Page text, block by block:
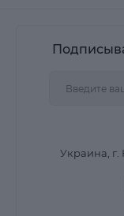
Украина, г.